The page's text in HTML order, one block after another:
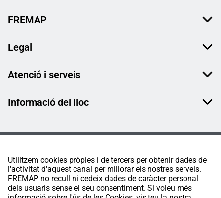
Utilitzem cookies pròpies i de tercers per obtenir dades de
l'activitat d'aquest canal per millorar els nostres serveis.
FREMAP no recull ni cedeix dades de caràcter personal
dels usuaris sense el seu consentiment. Si voleu més
FREMAP
Legal
Atenció i serveis
Informació del lloc